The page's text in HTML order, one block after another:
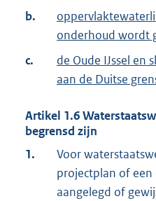
b.
onderhoud wordt
c.
de Oude IJssel en
aan de Duitse
Artikel 1.6
begrensd zijn
1.
Voor
projectplan of een
aangelegd of